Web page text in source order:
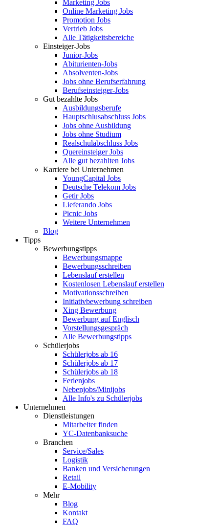
Marketing Jobs
Online Marketing Jobs
Promotion Jobs
Vertrieb Jobs
Alle Tätigkeitsbereiche
Einsteiger-Jobs
Junior-Jobs
Abiturienten-Jobs
Absolventen-Jobs
Jobs ohne Berufserfahrung
Berufseinsteiger-Jobs
Gut bezahlte Jobs
Ausbildungsberufe
Hauptschlusabschluss Jobs
Jobs ohne Ausbildung
Jobs ohne Studium
Realschulabschluss Jobs
Quereinsteiger Jobs
Alle gut bezahlten Jobs
Karriere bei Unternehmen
YoungCapital Jobs
Deutsche Telekom Jobs
Getir Jobs
Lieferando Jobs
Picnic Jobs
Weitere Unternehmen
Blog
Tipps
Bewerbungstipps
Bewerbungsmappe
Bewerbungsschreiben
Lebenslauf erstellen
Kostenlosen Lebenslauf erstellen
Motivationsschreiben
Initiativbewerbung schreiben
Xing Bewerbung
Bewerbung auf Englisch
Vorstellungsgespräch
Alle Bewerbungstipps
Schülerjobs
Schülerjobs ab 16
Schülerjobs ab 17
Schülerjobs ab 18
Ferienjobs
Nebenjobs/Minijobs
Alle Info's zu Schülerjobs
Unternehmen
Dienstleistungen
Mitarbeiter finden
YC-Datenbanksuche
Branchen
Service/Sales
Logistik
Banken und Versicherungen
Retail
E-Mobility
Mehr
Blog
Kontakt
FAQ